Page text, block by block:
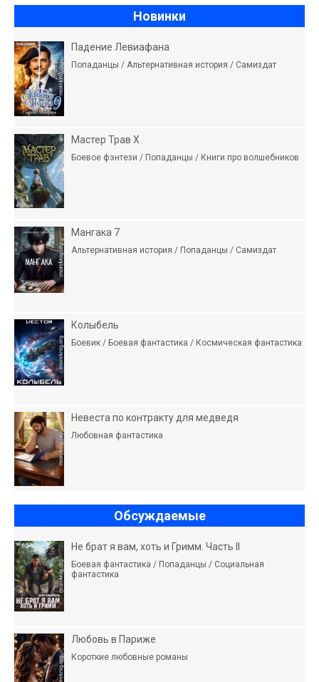
Новинки
Падение Левиафана
Попаданцы / Альтернативная история / Самиздат
Мастер Трав X
Боевое фэнтези / Попаданцы / Книги про волшебников
Мангака 7
Альтернативная история / Попаданцы / Самиздат
Колыбель
Боевик / Боевая фантастика / Космическая фантастика
Невеста по контракту для медведя
Любовная фантастика
Обсуждаемые
Не брат я вам, хоть и Гримм. Часть II
Боевая фантастика / Попаданцы / Социальная
фантастика
Любовь в Париже
Короткие любовные романы